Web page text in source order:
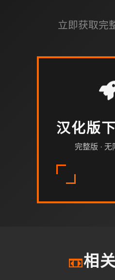
立即获取完
汉化版
完整版 ·
📼相